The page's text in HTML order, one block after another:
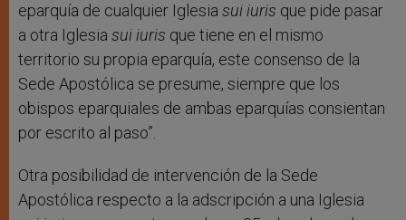
eparquía de cualquier Iglesia sui iuris que pide pasar
a otra Iglesia sui iuris que tiene en el mismo
territorio su propia eparquía, este consenso de la
Sede Apostólica se presume, siempre que los
obispos eparquiales de ambas eparquías consientan
por escrito al paso”.
Otra posibilidad de intervención de la Sede
Apostólica respecto a la adscripción a una Iglesia